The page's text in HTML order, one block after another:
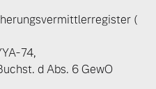
(
74,
d Abs. 6 GewO